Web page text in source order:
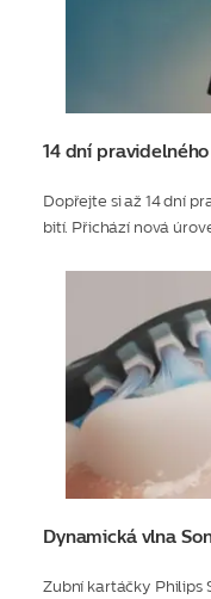
14 dní
Dopřejte si až 14 dní
bití. Přichází nová
Dynamická vlna
Zubní kartáčky Philips